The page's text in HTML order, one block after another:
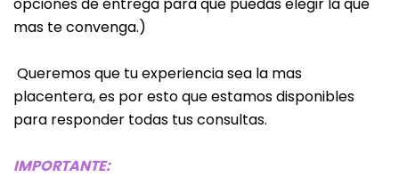
mas te convenga.)
Queremos que tu experiencia sea la mas
placentera, es por esto que estamos disponibles
para responder todas tus consultas.
IMPORTANTE: